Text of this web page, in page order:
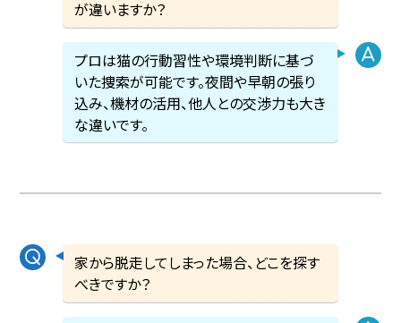
が違いますか？
プロは猫の行動習性や環境判断に基づ
いた捜索が可能です。夜間や早朝の張り
込み、機材の活用、他人との交渉力も大き
な違いです。
家から脱走してしまった場合、どこを探す
べきですか？